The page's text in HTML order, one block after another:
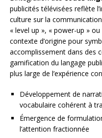
publicités télévisées reflète
culture sur la
« level up », « power-up »
contexte d’origine pour
accomplissement dans des
gamification du langage
plus large de l’expérience
Développement de
vocabulaire cohérent à
Émergence de
l’attention fractionnée